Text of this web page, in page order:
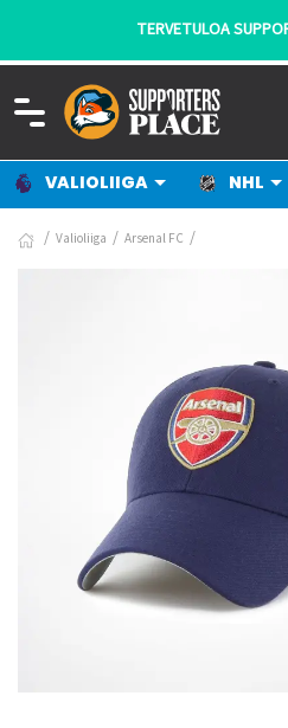
TERVETULOA
VALIOLIIGA NHL
Valioliiga Arsenal FC